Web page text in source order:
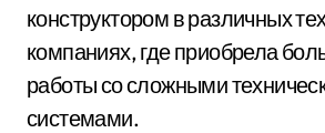
конструктором в различных
компаниях, где приобрела
работы со сложными
системами.